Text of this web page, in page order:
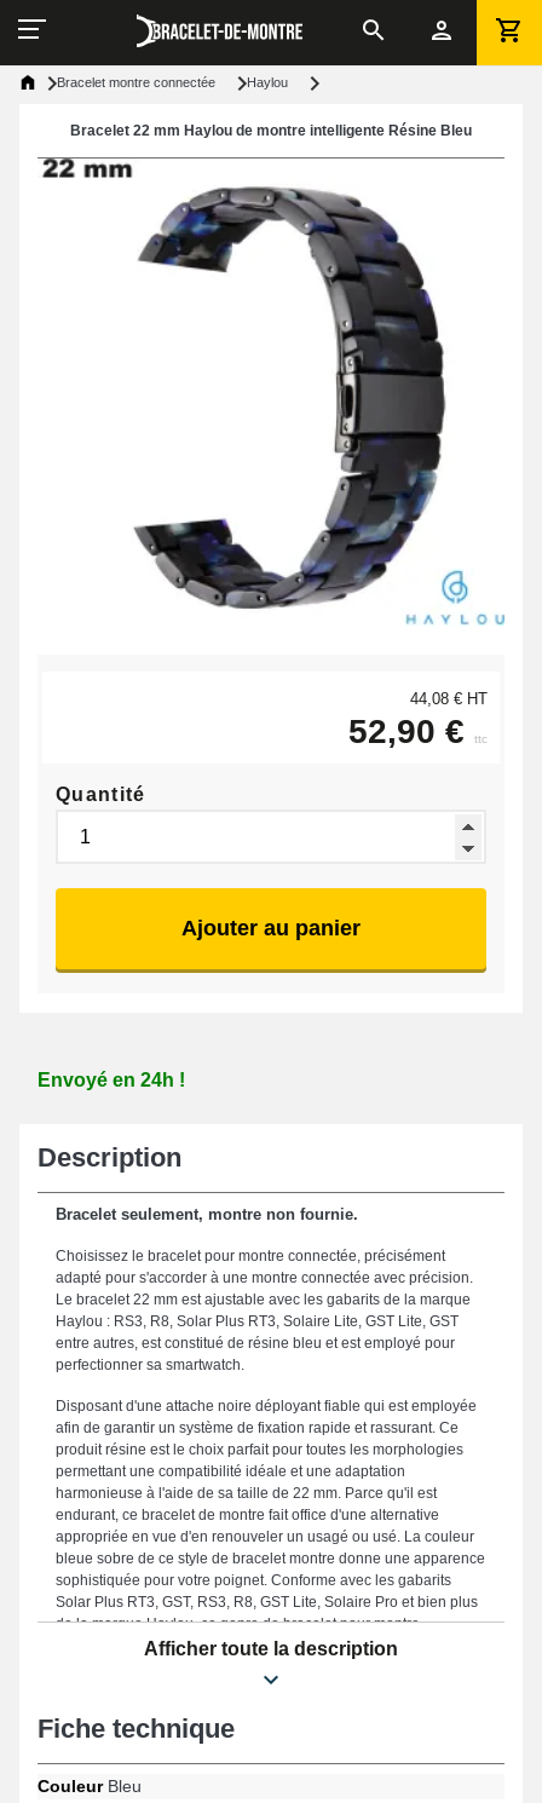
Bracelet montre connectée Haylou
Bracelet 22 mm Haylou de montre intelligente Résine Bleu
44,08 € HT
52,90 € ttc
Quantité
Ajouter au panier
Envoyé en 24h !
Description
Bracelet seulement, montre non fournie.
Choisissez le bracelet pour montre connectée, précisément
adapté pour s'accorder à une montre connectée avec précision.
Le bracelet 22 mm est ajustable avec les gabarits de la marque
Haylou : RS3, R8, Solar Plus RT3, Solaire Lite, GST Lite, GST
entre autres, est constitué de résine bleu et est employé pour
perfectionner sa smartwatch.
Disposant d'une attache noire déployant fiable qui est employée
afin de garantir un système de fixation rapide et rassurant. Ce
produit résine est le choix parfait pour toutes les morphologies
permettant une compatibilité idéale et une adaptation
harmonieuse à l'aide de sa taille de 22 mm. Parce qu'il est
endurant, ce bracelet de montre fait office d'une alternative
appropriée en vue d'en renouveler un usagé ou usé. La couleur
bleue sobre de ce style de bracelet montre donne une apparence
sophistiquée pour votre poignet. Conforme avec les gabarits
Solar Plus RT3, GST, RS3, R8, GST Lite, Solaire Pro et bien plus
de la marque Haylou, ce genre de bracelet pour montre
connectée compte une boucle déployante de qualité supérieure.
Afficher toute la description
Fiche technique
CouleurBleu